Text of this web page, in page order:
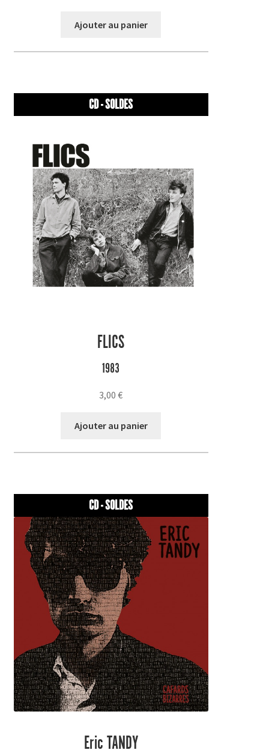
Ajouter au panier
CD - SOLDES
FLICS
1983
3,00€
Ajouter au panier
CD - SOLDES
Eric TANDY